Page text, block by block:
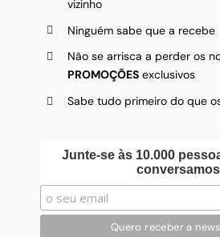
vizinho
Ninguém sabe que a recebe
Não se arrisca a perder os
PROMOÇÕESexclusivos
Sabe tudo primeiro do que
Junte-se às 10.000